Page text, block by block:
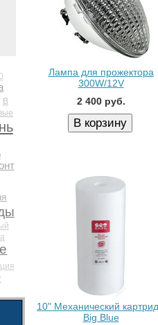
Лампа для прожектора
300W/12V
2 400 руб.
10" Механический
Big Blue
В